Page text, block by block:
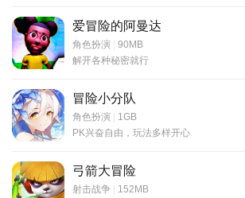
爱冒险的阿曼达
角色扮演 | 90MB
解开各种秘密就行
冒险小分队
角色扮演 | 1GB
PK兴奋自由，玩法多样开心
弓箭大冒险
射击战争 | 152MB